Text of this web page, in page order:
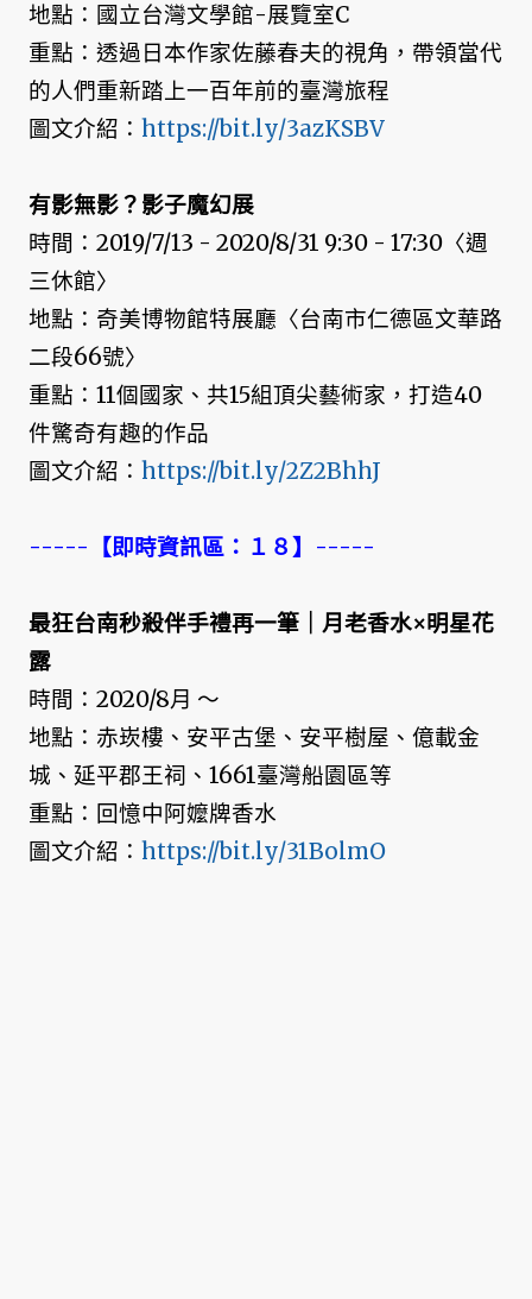
地點：國立台灣文學館-展覽室C
重點：透過日本作家佐藤春夫的視角，帶領當代
的人們重新踏上一百年前的臺灣旅程
圖文介紹： https://bit.ly/3azKSBV
有影無影？影子魔幻展
時間：2019/7/13 - 2020/8/31 9:30 - 17:30〈週
三休館〉
地點：奇美博物館特展廳〈台南市仁德區文華路
二段66號〉
重點：11個國家、共15組頂尖藝術家，打造40
件驚奇有趣的作品
圖文介紹： https://bit.ly/2Z2BhhJ
-----【即時資訊區：１８】-----
最狂台南秒殺伴手禮再一筆｜月老香水×明星花
露
時間：2020/8月 ～
地點：赤崁樓、安平古堡、安平樹屋、億載金
城、延平郡王祠、1661臺灣船園區等
重點：回憶中阿嬤牌香水
圖文介紹： https://bit.ly/31BolmO